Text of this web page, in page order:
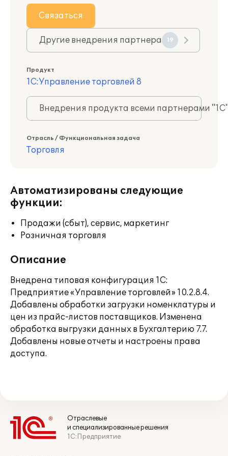
Связаться
Другие внедрения партнера 19
Продукт
1С:Управление торговлей 8
Внедрения продукта всеми партнерами
Отрасль / Функциональная задача
Торговля
Автоматизированы следующие
функции:
Продажи (сбыт), сервис, маркетинг
Розничная торговля
Описание
Внедрена типовая конфигурация 1С:
Предприятие «Управление торговлей» 10.2.8.4.
Добавлены обработки загрузки номенклатуры и
цен из прайс-листов поставщиков. Изменена
обработка выгрузки данных в Бухгалтерию 7.7.
Добавлены новые отчеты и настроены права
доступа.
Отраслевые
и специализированные решения
1С:Предприятие